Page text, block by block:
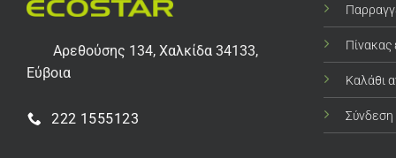
Αρεθούσης 134, Χαλκίδα 34133,
Εύβοια
222 1555123
Πίνακας
Καλάθι
Σύνδεση